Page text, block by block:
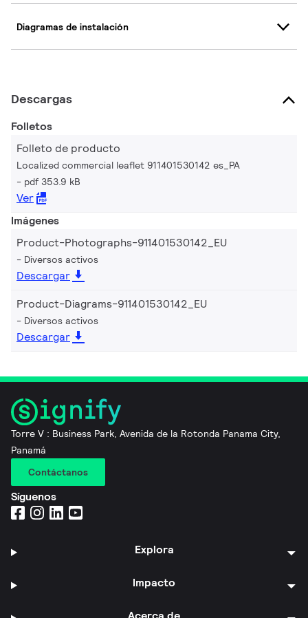
Diagramas de instalación
Descargas
Folletos
Folleto de producto
Localized commercial leaflet 911401530142 es_PA
pdf 353.9 kB
Ver
Imágenes
Product-Photographs-911401530142_EU
Diversos activos
Descargar
Product-Diagrams-911401530142_EU
Diversos activos
Descargar
Torre V : Business Park, Avenida de la Rotonda Panama City,
Panamá
Contáctanos
Síguenos
Explora
Impacto